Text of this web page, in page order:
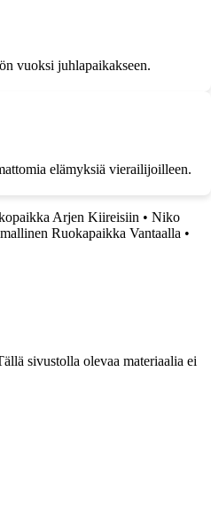
vuoksi juhlapaikakseen.
elämyksiä vierailijoilleen.
Arjen Kiireisiin • Niko
Ruokapaikka Vantaalla •
sivustolla olevaa materiaalia ei